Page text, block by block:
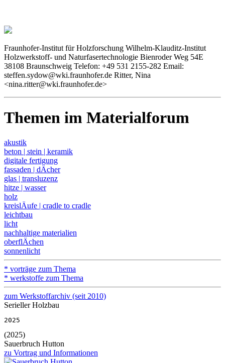
Fraunhofer-Institut für Holzforschung Wilhelm-Klauditz-Institut
Holzwerkstoff- und Naturfasertechnologie Bienroder Weg 54E
38108 Braunschweig Telefon: +49 531 2155-282 Email:
steffen.sydow@wki.fraunhofer.de Ritter, Nina
<nina.ritter@wki.fraunhofer.de>
Themen im Materialforum
akustik
beton | stein | keramik
digitale fertigung
fassaden | dÄcher
glas | transluzenz
hitze | wasser
holz
kreislÄufe | cradle to cradle
leichtbau
licht
nachhaltige materialien
oberflÄchen
sonnenlicht
* vorträge zum Thema
* werkstoffe zum Thema
zum Werkstoffarchiv (seit 2010)
Serieller Holzbau
2025
(2025)
Sauerbruch Hutton
zu Vortrag und Informationen